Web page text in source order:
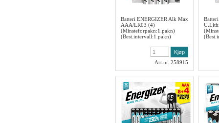
Batteri ENERGIZER Alk Max
AAA/LR03 (4)
(Minsteforpakn:1.pakn)
(Best.intervall:1.pakn)
Art.nr. 258915